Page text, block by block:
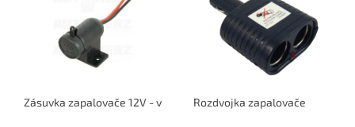
Zásuvka zapalovače 12V - vodotěsnáRozdvojka zapalovače